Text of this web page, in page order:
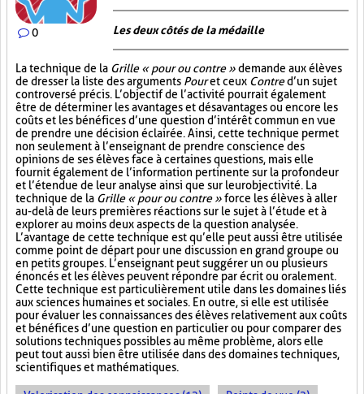
0 Les deux côtés de la médaille
La technique de la Grille « pour ou contre »demande aux élèves
de dresser la liste des arguments Pouret ceux Contred’un sujet
controversé précis. L’objectif de l’activité pourrait également
être de déterminer les avantages et désavantages ou encore les
coûts et les bénéfices d’une question d’intérêt commun en vue
de prendre une décision éclairée. Ainsi, cette technique permet
non seulement à l’enseignant de prendre conscience des
opinions de ses élèves face à certaines questions, mais elle
fournit également de l’information pertinente sur la profondeur
et l’étendue de leur analyse ainsi que sur leur objectivité. La
technique de la Grille « pour ou contre »force les élèves à aller
au-delà de leurs premières réactions sur le sujet à l’étude et à
explorer au moins deux aspects de la question analysée.
L’avantage de cette technique est qu’elle peut aussi être utilisée
comme point de départ pour une discussion en grand groupe ou
en petits groupes. L’enseignant peut suggérer un ou plusieurs
énoncés et les élèves peuvent répondre par écrit ou oralement.
Cette technique est particulièrement utile dans les domaines liés
aux sciences humaines et sociales. En outre, si elle est utilisée
pour évaluer les connaissances des élèves relativement aux coûts
et bénéfices d’une question en particulier ou pour comparer des
solutions techniques possibles au même problème, alors elle
peut tout aussi bien être utilisée dans des domaines techniques,
scientifiques et mathématiques.